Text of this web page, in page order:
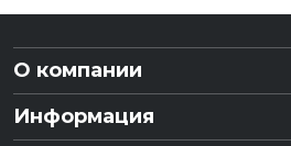
О компании
Информация